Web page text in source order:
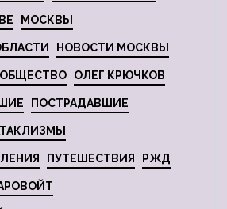
МОСКВЫ
НОВОСТИ МОСКВЫ
ОБЩЕСТВО ОЛЕГ КРЮЧКОВ
ПОСТРАДАВШИЕ
ПУТЕШЕСТВИЯ РЖД